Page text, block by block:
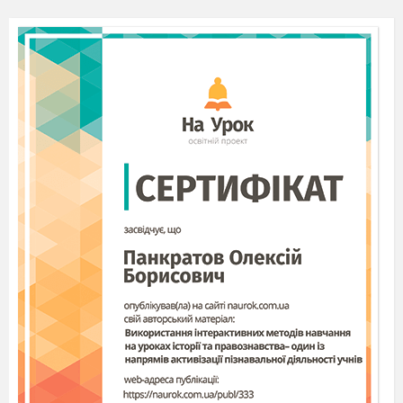
Недоліки:
Збереження імовірності помилки
відображення кольорів на екрані монітора —
невідповідно до кольорів, отриманих у
результаті кольоропроби.
Охарактеризуйте фільтри виділення
границь зображень «Find
Edges»(виділення країв).
Фільтр «Find Edges».
Результат застосування фільтра Find Edges
(Виділити контури) нагадує малюнок,
зроблений кольоровими олівцями. У цього
фільтра немає параметрів, тому після вибору